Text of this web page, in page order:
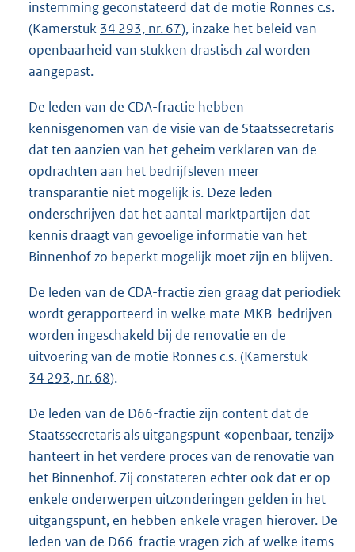
instemming geconstateerd dat de motie Ronnes c.s.
(Kamerstuk 34 293, nr. 67), inzake het beleid van
openbaarheid van stukken drastisch zal worden
aangepast.
De leden van de CDA-fractie hebben
kennisgenomen van de visie van de Staatssecretaris
dat ten aanzien van het geheim verklaren van de
opdrachten aan het bedrijfsleven meer
transparantie niet mogelijk is. Deze leden
onderschrijven dat het aantal marktpartijen dat
kennis draagt van gevoelige informatie van het
Binnenhof zo beperkt mogelijk moet zijn en blijven.
De leden van de CDA-fractie zien graag dat periodiek
wordt gerapporteerd in welke mate MKB-bedrijven
worden ingeschakeld bij de renovatie en de
uitvoering van de motie Ronnes c.s. (Kamerstuk
34 293, nr. 68).
De leden van de D66-fractie zijn content dat de
Staatssecretaris als uitgangspunt «openbaar, tenzij»
hanteert in het verdere proces van de renovatie van
het Binnenhof. Zij constateren echter ook dat er op
enkele onderwerpen uitzonderingen gelden in het
uitgangspunt, en hebben enkele vragen hierover. De
leden van de D66-fractie vragen zich af welke items